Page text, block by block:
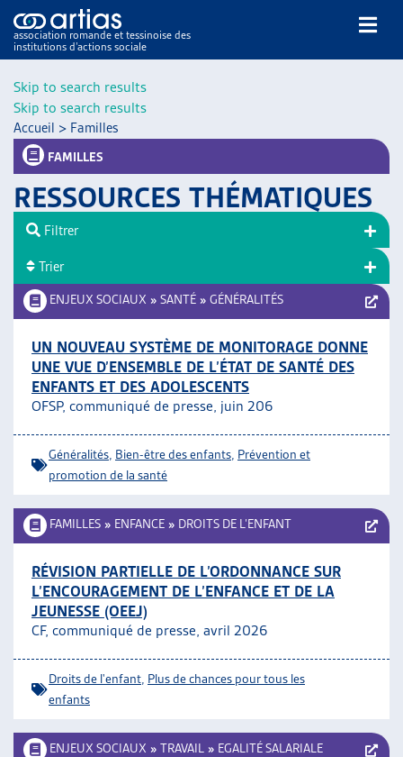
Skip to search results
Skip to search results
association romande et tessinoise des
institutions d’actions sociale
NOS PUBLICATIONS
DOSSIERS DU MOIS
VEILLE
RESSOURCES
THÉMATIQUES
GUIDE SOCIAL ROMAND
AUTRES
PROJETS ET ACTIVITÉS
Accueil > Familles
FAMILLES
RESSOURCES THÉMATIQUES
ENJEUX SOCIAUX » SANTÉ » GÉNÉRALITÉS
UN NOUVEAU SYSTÈME DE MONITORAGE DONNE
UNE VUE D’ENSEMBLE DE L’ÉTAT DE SANTÉ DES
ENFANTS ET DES ADOLESCENTS
OFSP, communiqué de presse, juin 206
Généralités Bien-être des enfants Prévention et
promotion de la santé
FAMILLES » ENFANCE » DROITS DE L’ENFANT
RÉVISION PARTIELLE DE L’ORDONNANCE SUR
L’ENCOURAGEMENT DE L’ENFANCE ET DE LA
JEUNESSE (OEEJ)
CF, communiqué de presse, avril 2026
Droits de l'enfant Plus de chances pour tous les
enfants
ENJEUX SOCIAUX » TRAVAIL » EGALITÉ SALARIALE
Filtrer
Trier